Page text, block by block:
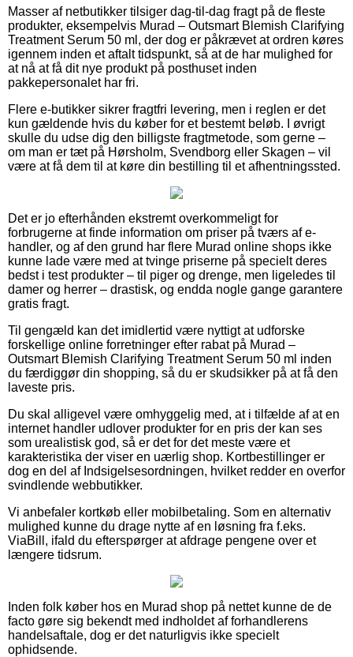
Masser af netbutikker tilsiger dag-til-dag fragt på de fleste
produkter, eksempelvis Murad – Outsmart Blemish Clarifying
Treatment Serum 50 ml, der dog er påkrævet at ordren køres
igennem inden et aftalt tidspunkt, så at de har mulighed for
at nå at få dit nye produkt på posthuset inden
pakkepersonalet har fri.
Flere e-butikker sikrer fragtfri levering, men i reglen er det
kun gældende hvis du køber for et bestemt beløb. I øvrigt
skulle du udse dig den billigste fragtmetode, som gerne –
om man er tæt på Hørsholm, Svendborg eller Skagen – vil
være at få dem til at køre din bestilling til et afhentningssted.
Det er jo efterhånden ekstremt overkommeligt for
forbrugerne at finde information om priser på tværs af e-
handler, og af den grund har flere Murad online shops ikke
kunne lade være med at tvinge priserne på specielt deres
bedst i test produkter – til piger og drenge, men ligeledes til
damer og herrer – drastisk, og endda nogle gange garantere
gratis fragt.
Til gengæld kan det imidlertid være nyttigt at udforske
forskellige online forretninger efter rabat på Murad –
Outsmart Blemish Clarifying Treatment Serum 50 ml inden
du færdiggør din shopping, så du er skudsikker på at få den
laveste pris.
Du skal alligevel være omhyggelig med, at i tilfælde af at en
internet handler udlover produkter for en pris der kan ses
som urealistisk god, så er det for det meste være et
karakteristika der viser en uærlig shop. Kortbestillinger er
dog en del af Indsigelsesordningen, hvilket redder en overfor
svindlende webbutikker.
Vi anbefaler kortkøb eller mobilbetaling. Som en alternativ
mulighed kunne du drage nytte af en løsning fra f.eks.
ViaBill, ifald du efterspørger at afdrage pengene over et
længere tidsrum.
Inden folk køber hos en Murad shop på nettet kunne de de
facto gøre sig bekendt med indholdet af forhandlerens
handelsaftale, dog er det naturligvis ikke specielt
ophidsende.